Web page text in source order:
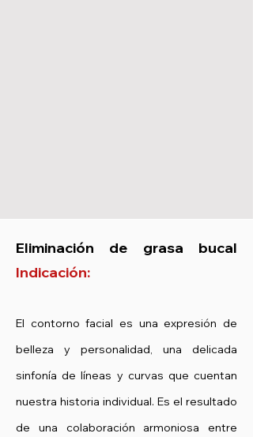
Eliminación de grasa bucal
Indicación:
El contorno facial es una expresión de
belleza y personalidad, una delicada
sinfonía de líneas y curvas que cuentan
nuestra historia individual. Es el resultado
de una colaboración armoniosa entre